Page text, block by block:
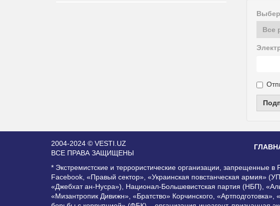
2004-2024 © VESTI.UZ
ВСЕ ПРАВА ЗАЩИЩЕНЫ
* Экстремистские и террористические организации,
Facebook, «Правый сектор», «Украинская повстанческая армия»
«Джебхат ан-Нусра»), Национал-Большевистская партия (НБП),
«Мизантропик Дивижн», «Братство» Корчинского,